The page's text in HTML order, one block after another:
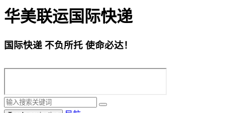
华美联运国际快递
国际快递 不负所托 使命必达！